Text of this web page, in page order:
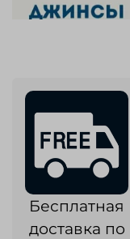
Бесплатная
доставка по